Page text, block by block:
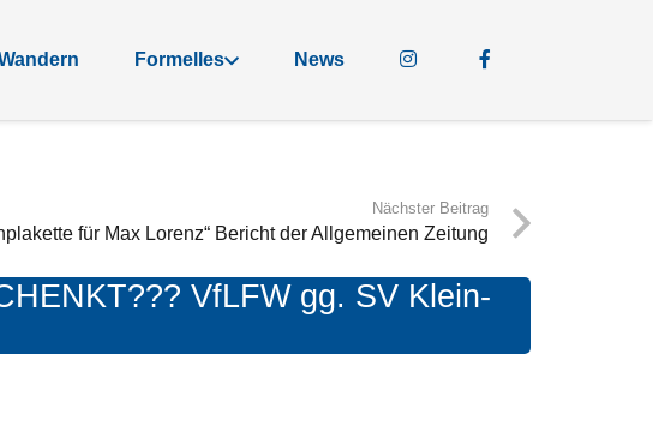
Formelles News
Nächster Beitrag
für Max Lorenz“ Bericht der Allgemeinen Zeitung
VfLFW gg. SV Klein-